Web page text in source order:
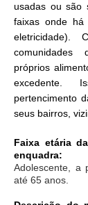
usadas ou são
faixas onde
eletricidade).
próprios
excedente.
pertencimento
seus bairros,
Faixa etária
enquadra:
Adolescente, a
até 65 anos.